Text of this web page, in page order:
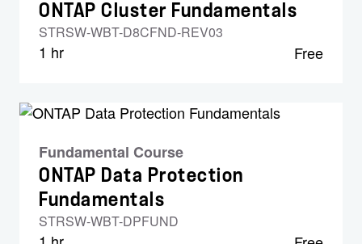
ONTAP Cluster Fundamentals
STRSW-WBT-D8CFND-REV03
1 hr Free
Fundamental Course
ONTAP Data Protection
Fundamentals
STRSW-WBT-DPFUND